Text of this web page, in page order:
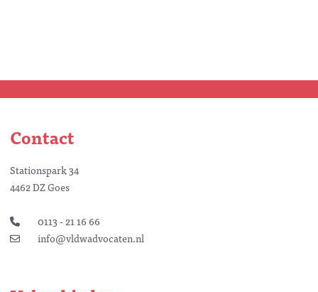
Contact
Stationspark 34
4462 DZ Goes
0113 - 21 16 66
info@vldwadvocaten.nl